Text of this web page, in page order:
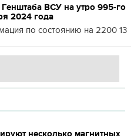
ВСУ на утро 995-го
2024 года
по состоянию на 2200 13
несколько магнитных